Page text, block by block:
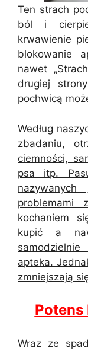
Ten strach
ból i
krwawienie
blokowanie
nawet
drugiej
pochwicą
Według
zbadaniu,
ciemności,
psa itp.
nazywanych
problemami
kochaniem
kupić a
apteka.
zmniejszają
Potens
Wraz ze